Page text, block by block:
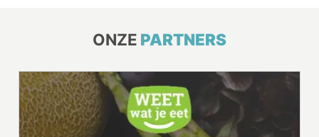
ONZE PARTNERS